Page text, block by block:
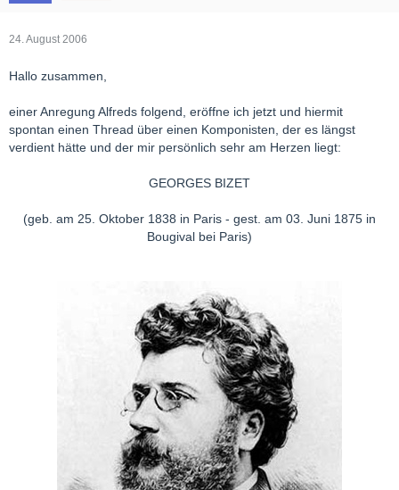
24. August 2006
Hallo zusammen,
einer Anregung Alfreds folgend, eröffne ich jetzt und hiermit
spontan einen Thread über einen Komponisten, der es längst
verdient hätte und der mir persönlich sehr am Herzen liegt:
GEORGES BIZET
(geb. am 25. Oktober 1838 in Paris - gest. am 03. Juni 1875 in
Bougival bei Paris)